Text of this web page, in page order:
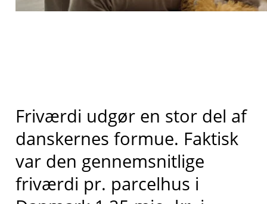
Friværdi udgør en stor del af
danskernes formue. Faktisk
var den gennemsnitlige
friværdi pr. parcelhus i